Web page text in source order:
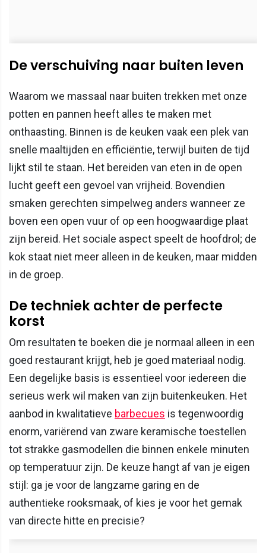
De verschuiving naar buiten leven
Waarom we massaal naar buiten trekken met onze
potten en pannen heeft alles te maken met
onthaasting. Binnen is de keuken vaak een plek van
snelle maaltijden en efficiëntie, terwijl buiten de tijd
lijkt stil te staan. Het bereiden van eten in de open
lucht geeft een gevoel van vrijheid. Bovendien
smaken gerechten simpelweg anders wanneer ze
boven een open vuur of op een hoogwaardige plaat
zijn bereid. Het sociale aspect speelt de hoofdrol; de
kok staat niet meer alleen in de keuken, maar midden
in de groep.
De techniek achter de perfecte
korst
Om resultaten te boeken die je normaal alleen in een
goed restaurant krijgt, heb je goed materiaal nodig.
Een degelijke basis is essentieel voor iedereen die
serieus werk wil maken van zijn buitenkeuken. Het
aanbod in kwalitatieve barbecues is tegenwoordig
enorm, variërend van zware keramische toestellen
tot strakke gasmodellen die binnen enkele minuten
op temperatuur zijn. De keuze hangt af van je eigen
stijl: ga je voor de langzame garing en de
authentieke rooksmaak, of kies je voor het gemak
van directe hitte en precisie?